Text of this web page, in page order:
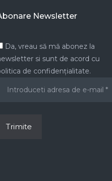
Newsletter
Da, vreau să mă abonez la
si sunt de acord cu
de confidențialitate.